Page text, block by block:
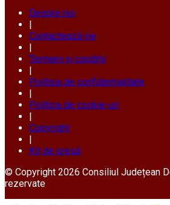
Despre noi
|
Contactează-ne
|
Termeni și condiții
|
Politica de confidențialitate
|
Politica de cookie-uri
|
Copyright
|
Kit de presă
© Copyright 2026 Consiliul Județean
rezervate